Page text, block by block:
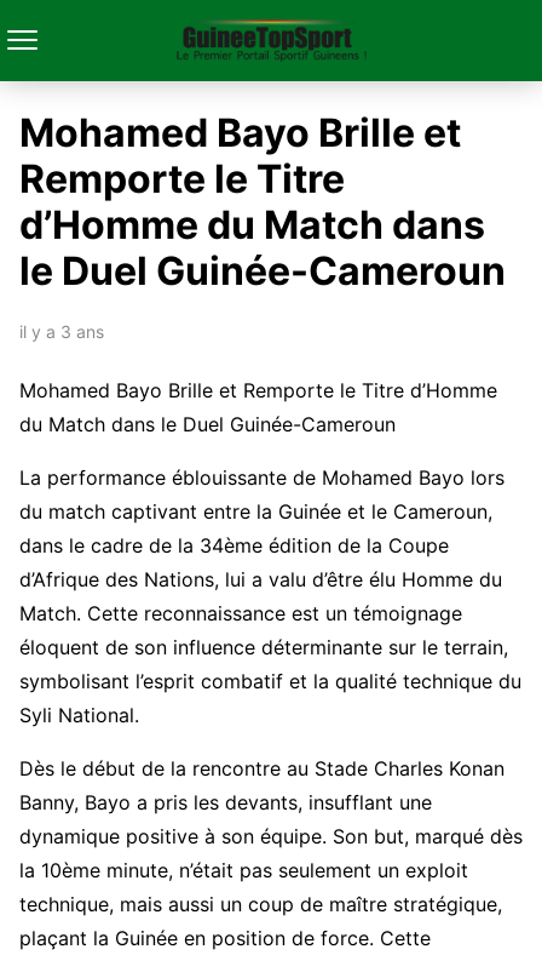
Mohamed Bayo Brille et
Remporte le Titre
d’Homme du Match dans
le Duel Guinée-Cameroun
il y a 3 ans
Mohamed Bayo Brille et Remporte le Titre d’Homme
du Match dans le Duel Guinée-Cameroun
La performance éblouissante de Mohamed Bayo lors
du match captivant entre la Guinée et le Cameroun,
dans le cadre de la 34ème édition de la Coupe
d’Afrique des Nations, lui a valu d’être élu Homme du
Match. Cette reconnaissance est un témoignage
éloquent de son influence déterminante sur le terrain,
symbolisant l’esprit combatif et la qualité technique du
Syli National.
Dès le début de la rencontre au Stade Charles Konan
Banny, Bayo a pris les devants, insufflant une
dynamique positive à son équipe. Son but, marqué dès
la 10ème minute, n’était pas seulement un exploit
technique, mais aussi un coup de maître stratégique,
plaçant la Guinée en position de force. Cette